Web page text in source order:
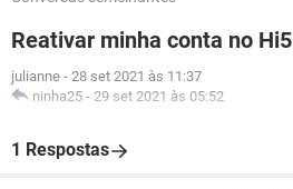
Reativar minha conta no Hi5
julianne - 28 set 2021 às 11:37
ninha25 - 29 set 2021 às 05:52
1 Respostas